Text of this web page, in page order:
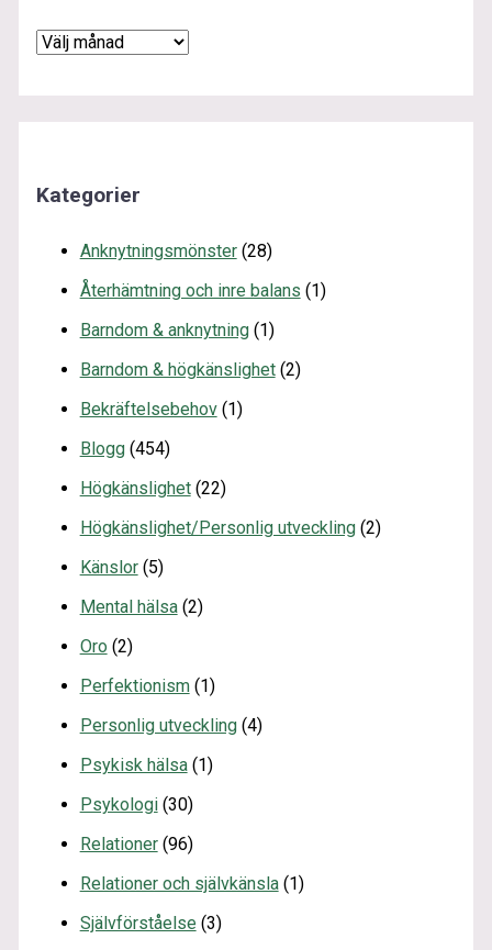
Kategorier
Anknytningsmönster(28)
Återhämtning och inre balans (1)
Barndom & anknytning(1)
Barndom & högkänslighet(2)
Bekräftelsebehov(1)
Blogg(454)
Högkänslighet(22)
Högkänslighet/Personlig utveckling(2)
Känslor(5)
Mental hälsa(2)
Oro(2)
Perfektionism(1)
Personlig utveckling(4)
Psykisk hälsa(1)
Psykologi(30)
Relationer(96)
Relationer och självkänsla(1)
Självförståelse(3)